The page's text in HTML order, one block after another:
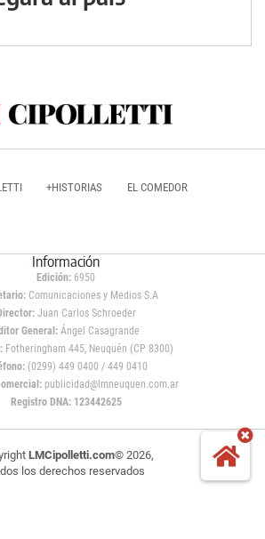
+HISTORIAS EL COMEDOR
Información
Edición: 6950
Comunicaciones y Medios S.A
Juan Carlos Schroeder
General:Ángel Casagrande
Fotheringham 445, Neuquén (CP 8300)
(0299) 449 0400 / 449 0410
publicidad@lmneuquen.com.ar
Registro DNA: 123442625
LMCipolletti.com© 2026,
los derechos reservados